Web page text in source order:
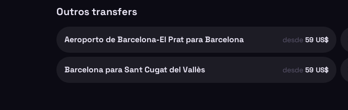
Outros transfers
Aeroporto de Barcelona-El Prat para Barcelona desde 59 US$
Barcelona para Sant Cugat del Vallès desde 59 US$